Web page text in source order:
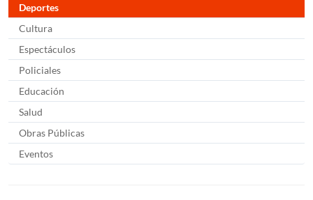
Deportes
Cultura
Espectáculos
Policiales
Educación
Salud
Obras Públicas
Eventos